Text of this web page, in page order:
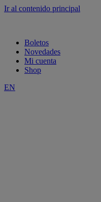
Ir al contenido principal
Boletos
Novedades
Mi cuenta
Shop
EN